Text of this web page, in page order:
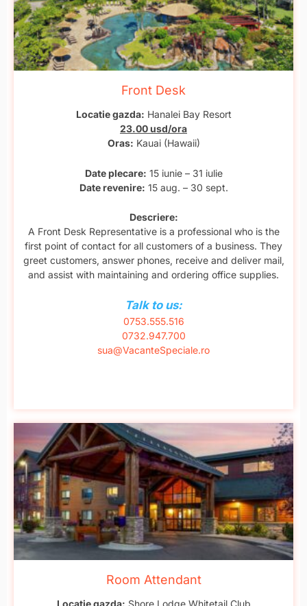
Front Desk
Locatie gazda: Hanalei Bay Resort
23.00 usd/ora
Oras: Kauai (Hawaii)
Date plecare: 15 iunie – 31 iulie
Date revenire: 15 aug. – 30 sept.
Descriere:
A Front Desk Representative is a professional who is the
first point of contact for all customers of a business. They
greet customers, answer phones, receive and deliver mail,
and assist with maintaining and ordering office supplies.
Talk to us:
0753.555.516
0732.947.700
sua@VacanteSpeciale.ro
Room Attendant
Locatie gazda: Shore Lodge Whitetail Club